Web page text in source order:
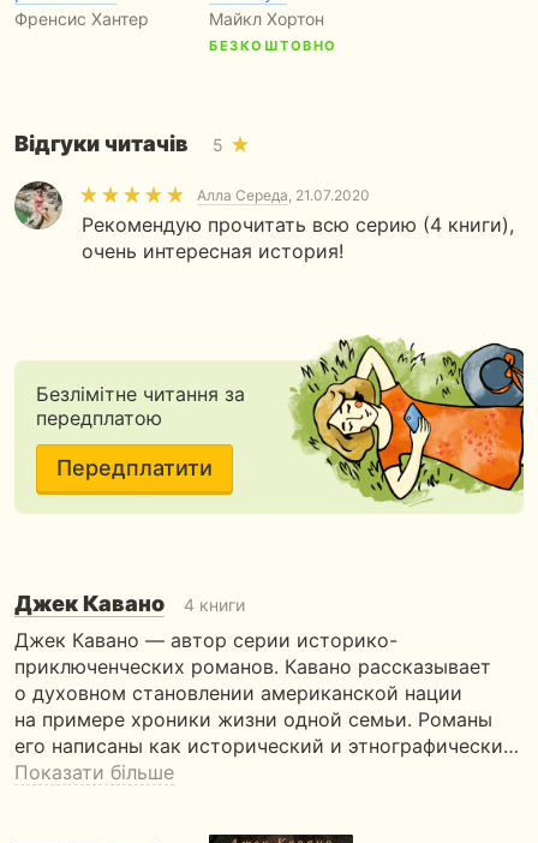
Френсис Хантер Майкл Хортон
БЕЗКОШТОВНО
Відгуки читачів 5
Алла Середа, 21.07.2020
Рекомендую прочитать всю серию (4 книги),
очень интересная история!
Безлімітне читання за
передплатою
Передплатити
Джек Кавано 4 книги
Джек Кавано — автор серии историко-
приключенческих романов. Кавано рассказывает
о духовном становлении американской нации
на примере хроники жизни одной семьи. Романы
его написаны как исторический и этнографически…
Показати більше